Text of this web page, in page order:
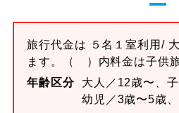
旅行代金は ５名１室利用/
ます。
（ ）内料金は子供
年齢区分
大人／12歳〜、
幼児／3歳〜5歳